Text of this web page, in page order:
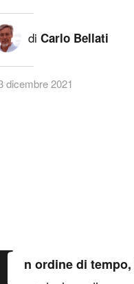
di Carlo Bellati
dicembre 2021
n ordine di tempo,